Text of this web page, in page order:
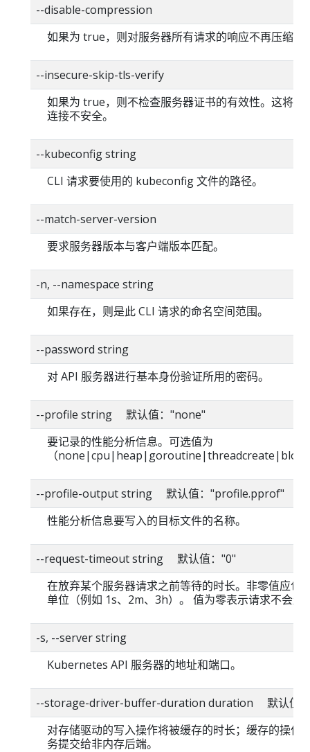
--disable-compression
如果为 true，则对服务器所有请求的响应不再压缩。
--insecure-skip-tls-verify
如果为 true，则不检查服务器证书的有效性。这将使
连接不安全。
--kubeconfig string
CLI 请求要使用的 kubeconfig 文件的路径。
--match-server-version
要求服务器版本与客户端版本匹配。
-n, --namespace string
如果存在，则是此 CLI 请求的命名空间范围。
--password string
对 API 服务器进行基本身份验证所用的密码。
--profile string 默认值："none"
要记录的性能分析信息。可选值为
（
--profile-output string 默认值："profile.pprof"
性能分析信息要写入的目标文件的名称。
--request-timeout string 默认值："0"
在放弃某个服务器请求之前等待的时长。非零值应包
单位（例如 1s、2m、3h）。 值为零表示请求不会超
-s, --server string
Kubernetes API 服务器的地址和端口。
--storage-driver-buffer-duration duration 默认值
对存储驱动的写入操作将被缓存的时长；缓存的操作
务提交给非内存后端。